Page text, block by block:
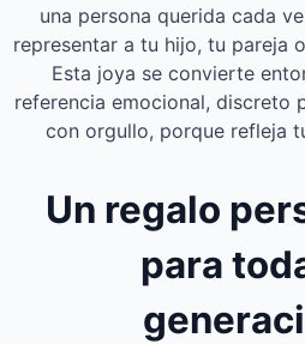
una persona querida cada
representar a tu hijo, tu pareja
Esta joya se convierte
referencia emocional, discreto
con orgullo, porque refleja
Un regalo
para